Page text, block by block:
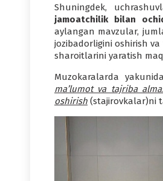
Shuningdek,
jamoatchilik bilan
aylangan mavzular,
jozibadorligini oshirish
sharoitlarini yaratish
Muzokaralarda
ma’lumot va tajriba
oshirish (stajirovkalar)ni